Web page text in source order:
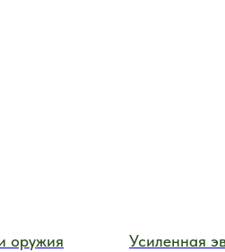
оружия
Усиленная